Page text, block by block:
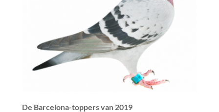
De Barcelona-toppers van 2019